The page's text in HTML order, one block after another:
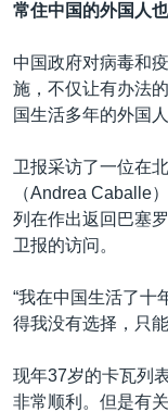
常住中国的外国人
中国政府对病毒和
施，不仅让有办法
国生活多年的外国
卫报采访了一位在
（Andrea Caballe
列在作出返回巴塞
卫报的访问。
“我在中国生活了十
得我没有选择，只
现年37岁的卡瓦列
非常顺利。但是有